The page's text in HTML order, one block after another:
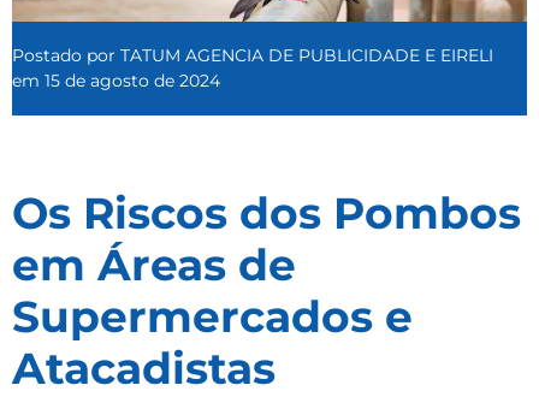
Postado por TATUM AGENCIA DE PUBLICIDADE E EIRELI
em 15 de agosto de 2024
Os Riscos dos Pombos
em Áreas de
Supermercados e
Atacadistas